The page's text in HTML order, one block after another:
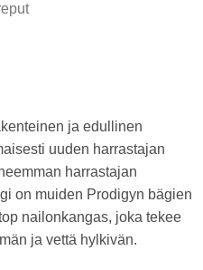
ja edullinen
uuden harrastajan
harrastajan
on muiden Prodigyn bägien
nailonkangas, joka tekee
ja vettä hylkivän.